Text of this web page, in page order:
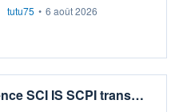
respectivement 3 et 5 ans. Donc il ...
tutu75 • 6 août 2026
SCI IS SCPI trans…